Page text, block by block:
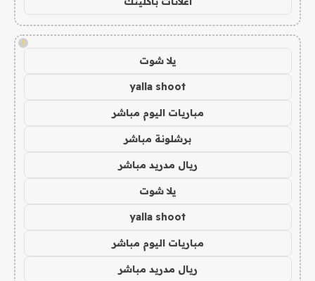
!
يلا شوت
yalla shoot
مباريات اليوم مباشر
برشلونة مباشر
ريال مدريد مباشر
يلا شوت
yalla shoot
مباريات اليوم مباشر
ريال مدريد مباشر